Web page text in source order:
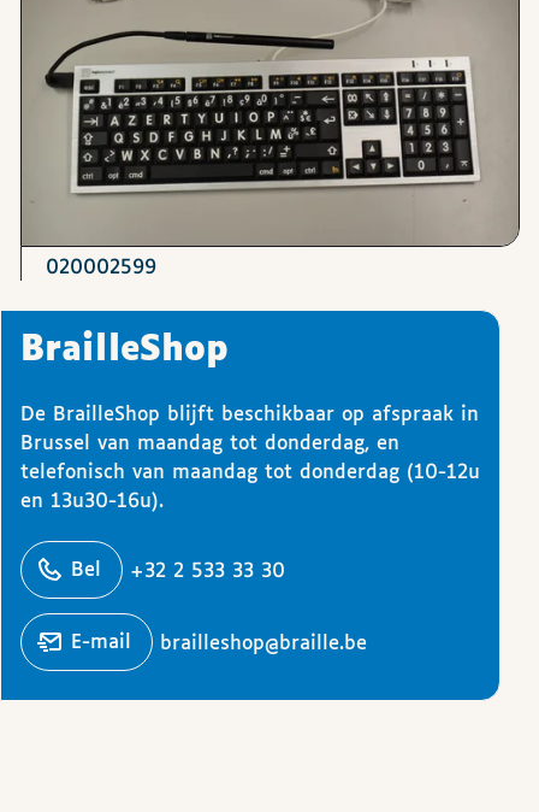
020002599
BrailleShop
De BrailleShop blijft beschikbaar op afspraak in
Brussel van maandag tot donderdag, en
telefonisch van maandag tot donderdag (10-12u
en 13u30-16u).
Bel ons+32 2 533 33 30
Stuur een
e-mail brailleshop@braille.be